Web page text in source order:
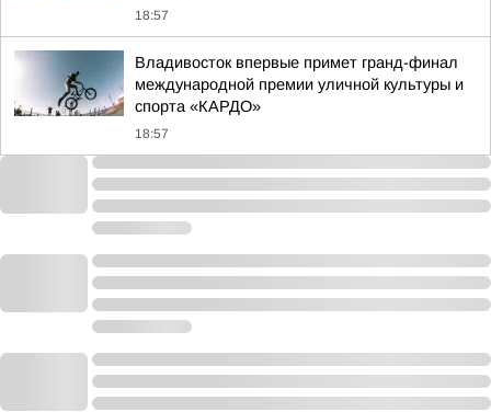
18:57
Владивосток впервые примет гранд-финал
международной премии уличной культуры и
спорта «КАРДО»
18:57